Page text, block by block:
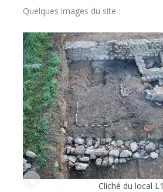
Quelques images du site :
Cliché du local L1